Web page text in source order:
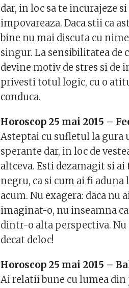
dar, in loc sa te incurajeze
impovareaza. Daca stii ca
bine nu mai discuta cu
singur. La sensibilitatea de
devine motiv de stres si de
privesti totul logic, cu o
conduca.
Horoscop 25 mai 2015 –
Asteptai cu sufletul la gura
sperante dar, in loc de
altceva. Esti dezamagit si
negru, ca si cum ai fi
acum. Nu exagera: daca
imaginat-o, nu inseamna
dintr-o alta perspectiva.
decat deloc!
Horoscop 25 mai 2015 –
Ai relatii bune cu lumea din